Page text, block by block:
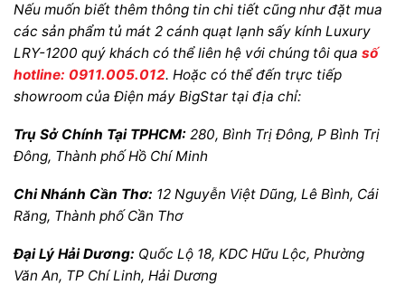
Nếu muốn biết thêm thông tin chi tiết cũng như đặt mua
các sản phẩm tủ mát 2 cánh quạt lạnh sấy kính Luxury
LRY-1200 quý khách có thể liên hệ với chúng tôi qua số
hotline: 0911.005.012. Hoặc có thể đến trực tiếp
showroom của Điện máy BigStar tại địa chỉ:
Trụ Sở Chính Tại TPHCM: 280, Bình Trị Đông, P Bình Trị
Đông, Thành phố Hồ Chí Minh
Chi Nhánh Cần Thơ: 12 Nguyễn Việt Dũng, Lê Bình, Cái
Răng, Thành phố Cần Thơ
Đại Lý Hải Dương: Quốc Lộ 18, KDC Hữu Lộc, Phường
Văn An, TP Chí Linh, Hải Dương